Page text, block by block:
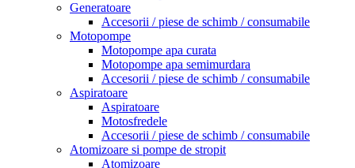
Generatoare
Accesorii / piese de schimb / consumabile
Motopompe
Motopompe apa curata
Motopompe apa semimurdara
Accesorii / piese de schimb / consumabile
Aspiratoare
Aspiratoare
Motosfredele
Accesorii / piese de schimb / consumabile
Atomizoare si pompe de stropit
Atomizoare